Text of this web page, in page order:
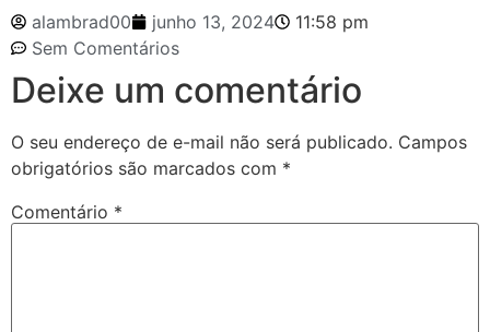
alambrad00
junho 13, 2024
11:58 pm
Sem Comentários
Deixe um comentário
O seu endereço de e-mail não será publicado. Campos
obrigatórios são marcados com *
Comentário *